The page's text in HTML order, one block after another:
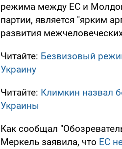
режима между ЕС и
партии, является "ярким
развития
Читайте: Безвизовый
Украину
Читайте: Климкин назвал
Украины
Как сообщал
Меркель заявила, что ЕС